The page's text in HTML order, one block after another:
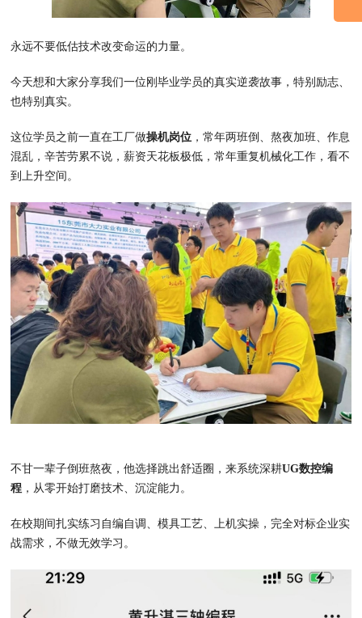
永远不要低估技术改变命运的力量。
今天想和大家分享我们一位刚毕业学员的真实逆袭故事，特别励志、
也特别真实。
这位学员之前一直在工厂做操机岗位 ，常年两班倒、熬夜加班、作息
混乱，辛苦劳累不说，薪资天花板极低，常年重复机械化工作，看不
到上升空间。
不甘一辈子倒班熬夜，他选择跳出舒适圈，来系统深耕UG数控编
程 ，从零开始打磨技术、沉淀能力。
在校期间扎实练习自编自调、模具工艺、上机实操，完全对标企业实
战需求，不做无效学习。